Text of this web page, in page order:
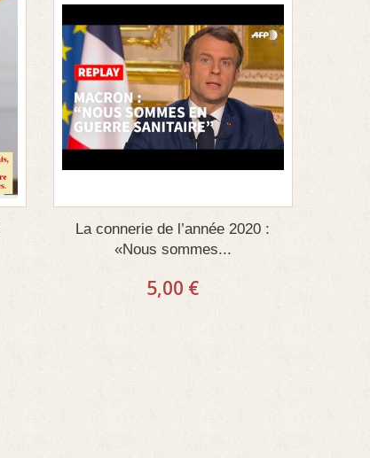
La connerie de l’année 2020 :
«Nous sommes...
5,00 €